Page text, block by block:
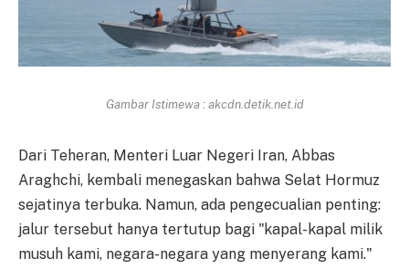
Gambar Istimewa : akcdn.detik.net.id
Dari Teheran, Menteri Luar Negeri Iran, Abbas
Araghchi, kembali menegaskan bahwa Selat Hormuz
sejatinya terbuka. Namun, ada pengecualian penting:
jalur tersebut hanya tertutup bagi "kapal-kapal milik
musuh kami, negara-negara yang menyerang kami."